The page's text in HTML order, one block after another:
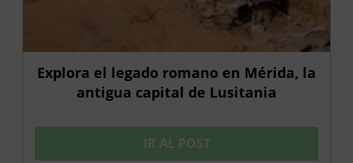
Explora el legado romano en Mérida, la
antigua capital de Lusitania
IR AL POST